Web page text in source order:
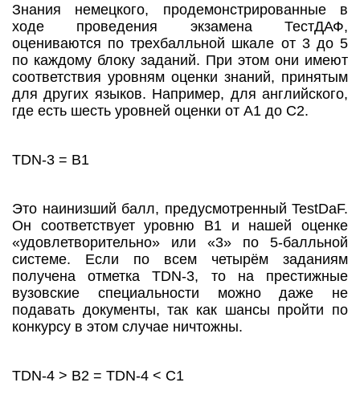
Знания немецкого, продемонстрированные в
ходе проведения экзамена ТестДАФ,
оцениваются по трехбалльной шкале от 3 до 5
по каждому блоку заданий. При этом они имеют
соответствия уровням оценки знаний, принятым
для других языков. Например, для английского,
где есть шесть уровней оценки от А1 до С2.
TDN-3 = B1
Это наинизший балл, предусмотренный TestDaF.
Он соответствует уровню В1 и нашей оценке
«удовлетворительно» или «3» по 5-балльной
системе. Если по всем четырём заданиям
получена отметка TDN-3, то на престижные
вузовские специальности можно даже не
подавать документы, так как шансы пройти по
конкурсу в этом случае ничтожны.
TDN-4 > B2 = TDN-4 < C1